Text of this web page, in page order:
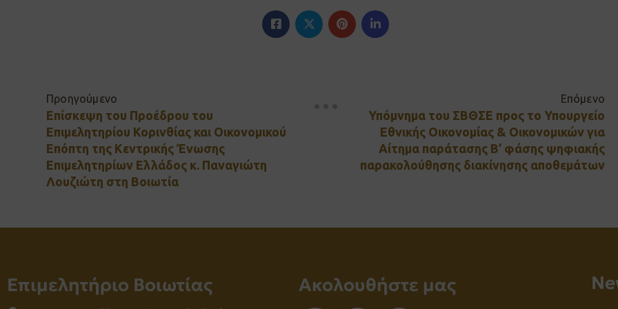
Προηγούμενο
Επίσκεψη του Προέδρου του
Επιμελητηρίου Κορινθίας και Οικονομικού
Επόπτη της Κεντρικής Ένωσης
Επιμελητηρίων Ελλάδος κ. Παναγιώτη
Λουζιώτη στη Βοιωτία
Επόμενο
Υπόμνημα του ΣΒΘΣΕ προς το Υπουργείο
Εθνικής Οικονομίας & Οικονομικών για
Αίτημα παράτασης Β’ φάσης ψηφιακής
παρακολούθησης διακίνησης αποθεμάτων
Επιμελητήριο Βοιωτίας Ακολουθήστε μας